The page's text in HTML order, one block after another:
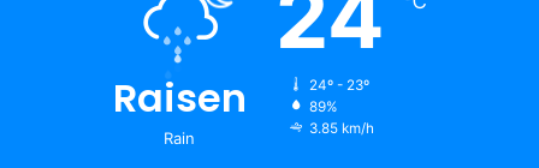
Raisen
Rain
24º - 23º
89%
3.85 km/h